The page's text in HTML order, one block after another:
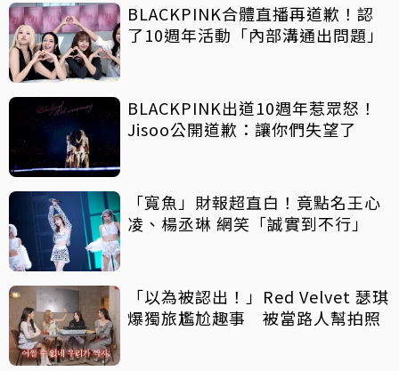
BLACKPINK合體直播再道歉！認
了10週年活動「內部溝通出問題」
BLACKPINK出道10週年惹眾怒！
Jisoo公開道歉：讓你們失望了
「寬魚」財報超直白！竟點名王心
凌、楊丞琳 網笑「誠實到不行」
「以為被認出！」Red Velvet 瑟琪
爆獨旅尷尬趣事 被當路人幫拍照